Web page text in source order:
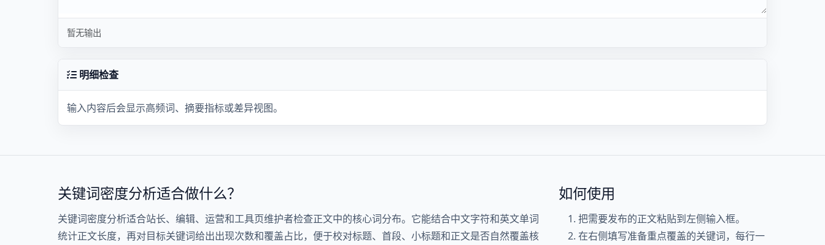
暂无输出
明细检查
输入内容后会显示高频词、摘要指标或差异视图。
关键词密度分析适合做什么？
关键词密度分析适合站长、编辑、运营和工具页维护者检查正文中的核心词分布。它能结合中文字符和英文单词
统计正文长度，再对目标关键词给出出现次数和覆盖占比，便于校对标题、首段、小标题和正文是否自然覆盖核
如何使用
把需要发布的正文粘贴到左侧输入框。
在右侧填写准备重点覆盖的关键词，每行一